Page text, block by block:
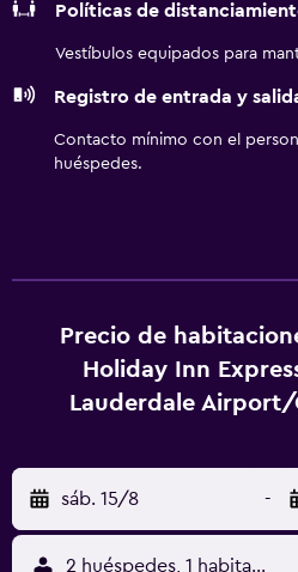
negocios incluyen escritorio y
llamadas locales gratuitas
de ocio y esparcimiento en este
al aire libre y gimnasio.
Políticas de
Vestíbulos equipados para
Registro de entrada y
Contacto mínimo con el
huéspedes.
Precio de
Holiday Inn
Lauderdale Airport/
sáb. 15/8 -
2 huéspedes, 1 habitación